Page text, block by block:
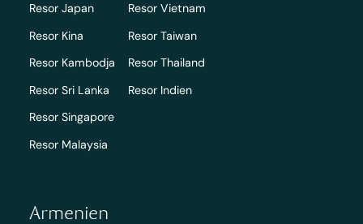
Resor Japan
Resor Kina
Resor Kambodja
Resor Sri Lanka
Resor Singapore
Resor Malaysia
Resor Vietnam
Resor Taiwan
Resor Thailand
Resor Indien
Armenien